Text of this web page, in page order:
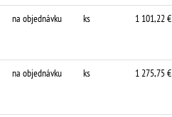
na objednávku ks 1 101,22 €
na objednávku ks 1 275,75 €